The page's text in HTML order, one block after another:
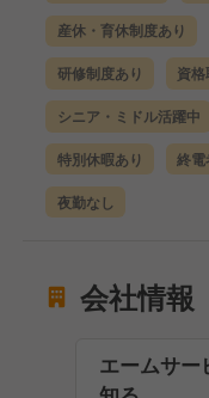
産休・育休制度あり
研修制度あり 資
シニア・ミドル活躍中
特別休暇あり 終
夜勤なし
会社情報
エームサー